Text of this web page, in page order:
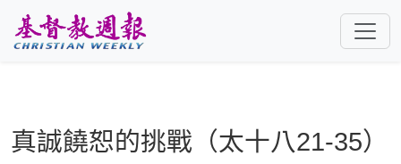
真誠饒恕的挑戰（太十八21-35）